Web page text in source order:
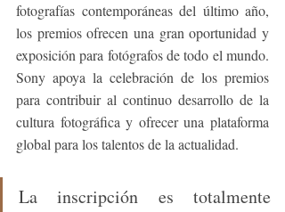
fotografías contemporáneas del último año,
los premios ofrecen una gran oportunidad y
exposición para fotógrafos de todo el mundo.
Sony apoya la celebración de los premios
para contribuir al continuo desarrollo de la
cultura fotográfica y ofrecer una plataforma
global para los talentos de la actualidad.
La inscripción es totalmente